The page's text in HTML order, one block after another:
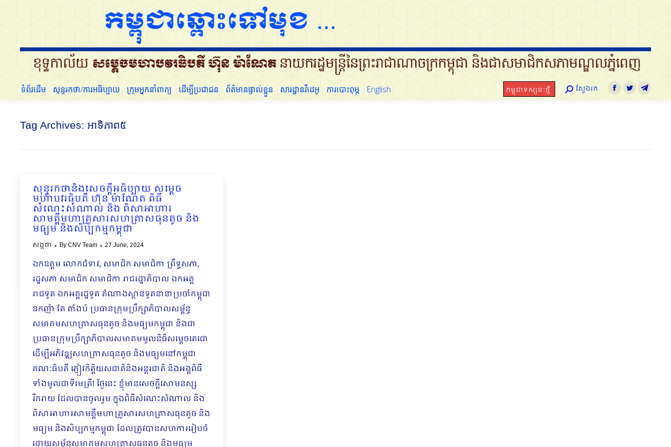
ទំព័រដើម សុន្ទរកថា/ការអធិប្បាយ ក្រុមអ្នកនាំពាក្យ ដើម្បីប្រជាជន ព័ត៌មានផ្ទាល់ខ្លួន សារដ្ឋានវីដេអូ ការបោះពុម្ភ English កម្ពុជាទស្សនៈថ្មី Search:
ស្វែងរក Facebook
Twitter
Tag Archives: អាទិភាព៥
សុន្ទរកថានិងសេចក្ដីអធិប្បាយ សម្ដេច
មហាបវរធិបតី ហ៊ុន ម៉ាណែត ពិធី
សំណេះសំណាល និង ពិសាអាហារ
សាមគ្គីមហាគ្រួសារសហគ្រាសធុនតូច និង
មធ្យម និងសិប្បកម្មកម្ពុជា
សង្កថា ByCNV Team 27 June, 2024
ឯកឧត្តម លោកជំទាវ, សមាជិក សមាជិកា ព្រឹទ្ធសភា,
រដ្ឋសភា សមាជិក សមាជិកា រាជរដ្ឋាភិបាល ឯកអគ្គ
រាជទូត ឯកអគ្គរដ្ឋទូត តំណាងស្ថានទូតនានាប្រចាំកម្ពុជា
ឧកញ៉ា តែ តាំងប៉ ប្រធានក្រុមប្រឹក្សាភិបាលសម្ព័ន្ធ
សមាគមសហគ្រាសធុនតូច និងមធ្យមកម្ពុជា និងជា
ប្រធានក្រុមប្រឹក្សាភិបាលសមាគមមូលនិធិសម្តេចតេជោ
ដើម្បីអភិវឌ្ឍសហគ្រាសធុនតូច និងមធ្យមនៅកម្ពុជា
គណៈធិបតី ភ្ញៀវកិត្តិយសជាតិនិងអន្តរជាតិ និងអង្គពិធី
ទាំងមូលជាទីមេត្រី! ថ្ងៃនេះ ខ្ញុំមានសេចក្តីសោមនស្ស
រីករាយ ដែលបានចូលរួម ក្នុង​ពិធីសំណេះ​សំណាល និង
ពិសាអាហារសាមគ្គីមហាគ្រួសារសហគ្រាសធុនតូច និង
មធ្យម និងសិប្បកម្មកម្ពុជា ដែលត្រូវបានសហការរៀបចំ
ដោយសម្ព័ន្ធសមាគមសហគ្រាសធុនតូច និងមធ្យម